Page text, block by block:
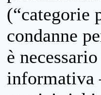
(“categorie
condanne
è
informativa